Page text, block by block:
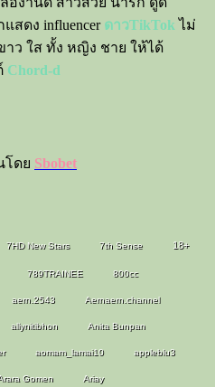
สดง influencer ดาวTikTok ไม่
ว ใส ทั้ง หญิง ชาย ให้ได้
Chord-d
โดย Sbobet
7HD New Stars 7th Sense 18+
789TRAINEE 800cc
aern.2543 Aernaern.channel
allynitibhon Anita Bunpan
aomam_lamai10 appleblu3
Gomen Ariay